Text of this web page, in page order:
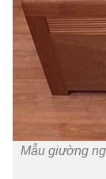
Mẫu giường